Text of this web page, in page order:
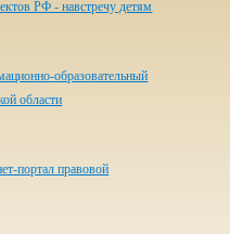
РФ - навстречу детям
образовательный
области
портал правовой